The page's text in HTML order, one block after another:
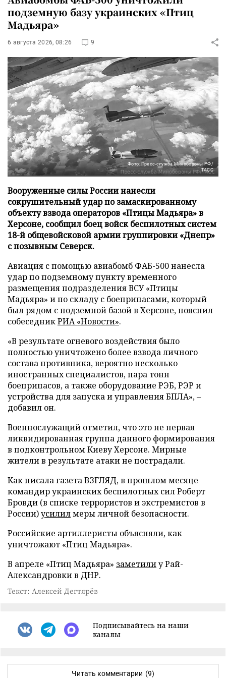
подземную базу украинских «Птиц
Мадьяра»
6 августа 2026, 08:26 9
Фото: Пресс-служба Минобороны РФ/
ТАСС
Вооруженные силы России нанесли
сокрушительный удар по замаскированному
объекту взвода операторов «Птицы Мадьяра» в
Херсоне, сообщил боец войск беспилотных систем
18-й общевойсковой армии группировки «Днепр»
с позывным Северск.
Авиация с помощью авиабомб ФАБ-500 нанесла
удар по подземному пункту временного
размещения подразделения ВСУ «Птицы
Мадьяра» и по складу с боеприпасами, который
был рядом с подземной базой в Херсоне, пояснил
собеседникРИА «Новости».
«В результате огневого воздействия было
полностью уничтожено более взвода личного
состава противника, вероятно несколько
иностранных специалистов, пара тонн
боеприпасов, а также оборудование РЭБ, РЭР и
устройства для запуска и управления БПЛА», –
добавил он.
Военнослужащий отметил, что это не первая
ликвидированная группа данного формирования
в подконтрольном Киеву Херсоне. Мирные
жители в результате атаки не пострадали.
Как писала газета ВЗГЛЯД, в прошлом месяце
командир украинских беспилотных сил Роберт
Бровди (в списке террористов и экстремистов в
России)усилилмеры личной безопасности.
Российские артиллеристы объясняли, как
уничтожают «Птиц Мадьяра».
В апреле «Птиц Мадьяра» заметилиу Рай-
Александровки в ДНР.
Текст: Алексей Дегтярёв
Подписывайтесь на наши
каналы
Читать комментарии (9)